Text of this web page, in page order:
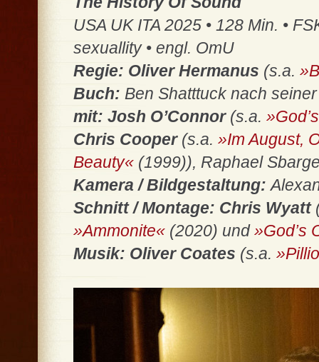
USA UK ITA 2025 • 128 Min. •
sexuallity • engl. OmU
Regie: Oliver Hermanus (s.a.
Buch: Ben Shatttuck nach
mit: Josh O’Connor(s.a.
Chris Cooper (s.a. »Im August,
Beauty« (1999)), Raphael
Kamera / Bildgestaltung:
Schnitt / Montage: Chris Wyatt
»Ammonite« (2020) und»God’s
Musik: Oliver Coates (s.a.